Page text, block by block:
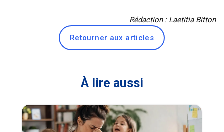
Rédaction : Laetitia Bitton
Retourner aux articles
À lire aussi